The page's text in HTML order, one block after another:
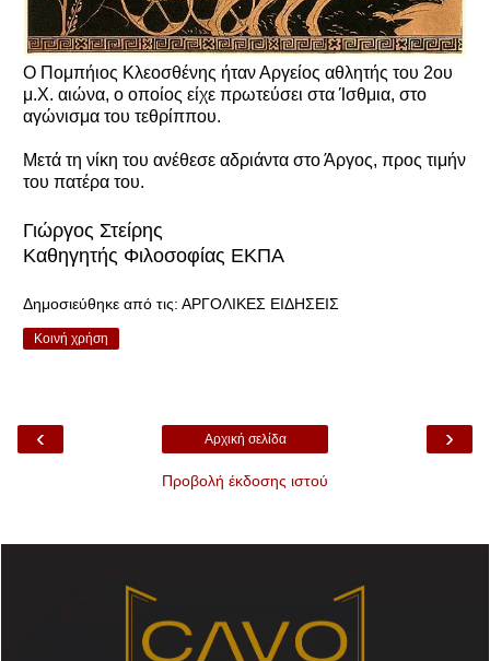
Ο Πομπήιος Κλεοσθένης ήταν Αργείος αθλητής του 2ου
μ.Χ. αιώνα, ο οποίος είχε πρωτεύσει στα Ίσθμια, στο
αγώνισμα του τεθρίππου.
Μετά τη νίκη του ανέθεσε αδριάντα στο Άργος, προς τιμήν
του πατέρα του.
Γιώργος Στείρης
Καθηγητής Φιλοσοφίας ΕΚΠΑ
Δημοσιεύθηκε από τις: ΑΡΓΟΛΙΚΕΣ ΕΙΔΗΣΕΙΣ
Κοινή χρήση
‹ ›
Αρχική σελίδα
Προβολή έκδοσης ιστού